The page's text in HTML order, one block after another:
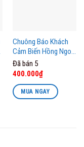
Chuông Báo Khách
Cảm Biến Hồng Ngoại
PR-C07 Pingron
Đã bán 5
Original
was:
450.000₫.
400.000₫Current
price
is:
400.000₫.
MUA NGAY